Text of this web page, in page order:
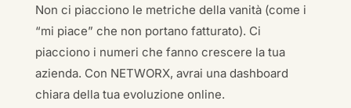
Non ci piacciono le metriche della vanità (come i
“mi piace” che non portano fatturato). Ci
piacciono i numeri che fanno crescere la tua
azienda. Con NETWORX, avrai una dashboard
chiara della tua evoluzione online.